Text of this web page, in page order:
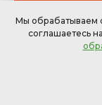
Уборка
Мы обрабатываем
соглашаетесь